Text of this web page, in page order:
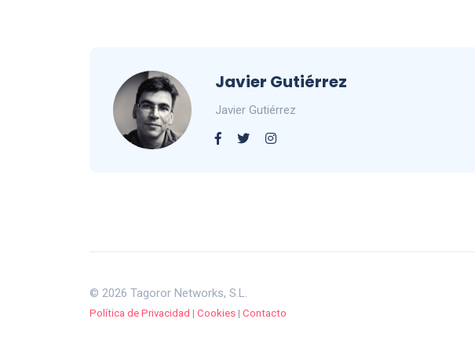
Javier Gutiérrez
Javier Gutiérrez
© 2026 Tagoror Networks, S.L.
Política de Privacidad | Cookies | Contacto